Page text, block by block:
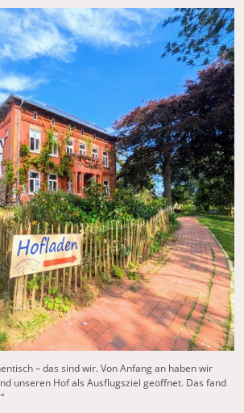
– das sind wir. Von Anfang an haben wir
unseren Hof als Ausflugsziel geöffnet. Das fand